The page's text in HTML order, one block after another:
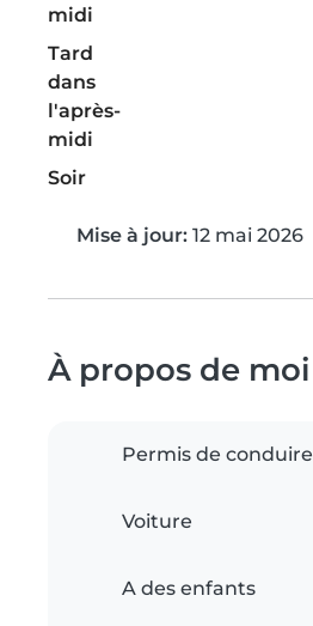
midi
Tard
dans
l'après-
midi
Soir
Mise à jour: 12 mai 2026
À propos de moi
Permis de conduire
Voiture
A des enfants